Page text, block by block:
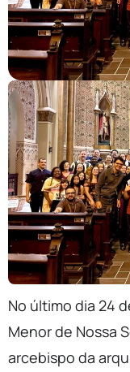
No último dia 24
Menor de Nossa
arcebispo da